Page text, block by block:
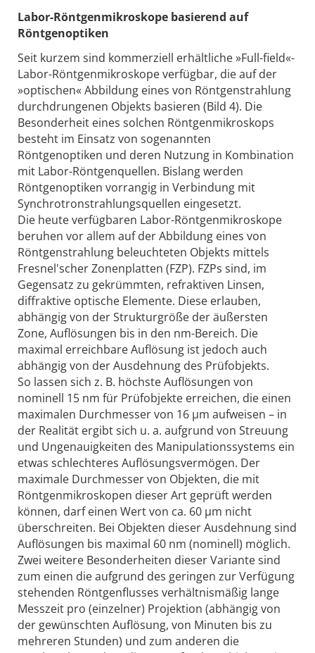
Labor-Röntgenmikroskope basierend auf
Röntgenoptiken
Seit kurzem sind kommerziell erhältliche »Full-field«-
Labor-Röntgenmikroskope verfügbar, die auf der
»optischen« Abbildung eines von Röntgenstrahlung
durchdrungenen Objekts basieren (Bild 4). Die
Besonderheit eines solchen Röntgenmikroskops
besteht im Einsatz von sogenannten
Röntgenoptiken und deren Nutzung in Kombination
mit Labor-Röntgenquellen. Bislang werden
Röntgenoptiken vorrangig in Verbindung mit
Synchrotronstrahlungsquellen eingesetzt.
Die heute verfügbaren Labor-Röntgenmikroskope
beruhen vor allem auf der Abbildung eines von
Röntgenstrahlung beleuchteten Objekts mittels
Fresnel'scher Zonenplatten (FZP). FZPs sind, im
Gegensatz zu gekrümmten, refraktiven Linsen,
diffraktive optische Elemente. Diese erlauben,
abhängig von der Strukturgröße der äußersten
Zone, Auflösungen bis in den nm-Bereich. Die
maximal erreichbare Auflösung ist jedoch auch
abhängig von der Ausdehnung des Prüfobjekts.
So lassen sich z. B. höchste Auflösungen von
nominell 15 nm für Prüfobjekte erreichen, die einen
maximalen Durchmesser von 16 µm aufweisen – in
der Realität ergibt sich u. a. aufgrund von Streuung
und Ungenauigkeiten des Manipulationssystems ein
etwas schlechteres Auflösungsvermögen. Der
maximale Durchmesser von Objekten, die mit
Röntgenmikroskopen dieser Art geprüft werden
können, darf einen Wert von ca. 60 µm nicht
überschreiten. Bei Objekten dieser Ausdehnung sind
Auflösungen bis maximal 60 nm (nominell) möglich.
Zwei weitere Besonderheiten dieser Variante sind
zum einen die aufgrund des geringen zur Verfügung
stehenden Röntgenflusses verhältnismäßig lange
Messzeit pro (einzelner) Projektion (abhängig von
der gewünschten Auflösung, von Minuten bis zu
mehreren Stunden) und zum anderen die